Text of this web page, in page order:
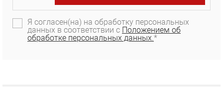
Я согласен(на) на обработку персональных
данных в соответствии с Положением об
обработке персональных данных.*